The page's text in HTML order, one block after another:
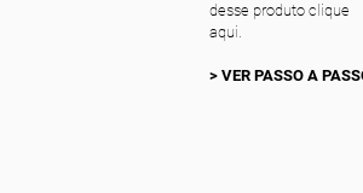
desse produto clique
aqui.
> VER PASSO A